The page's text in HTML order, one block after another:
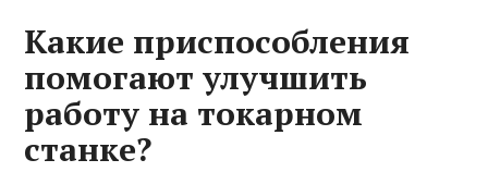
Какие приспособления
помогают улучшить
работу на токарном
станке?